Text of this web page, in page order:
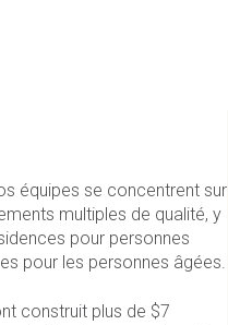
équipes se concentrent sur
multiples de qualité, y
pour personnes
pour les personnes âgées.
construit plus de $7